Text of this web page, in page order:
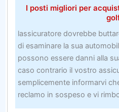
I posti migliori per
lassicuratore dovrebbe
di esaminare la sua
possono essere danni alla
caso contrario il vostro
semplicemente informarvi
reclamo in sospeso e vi